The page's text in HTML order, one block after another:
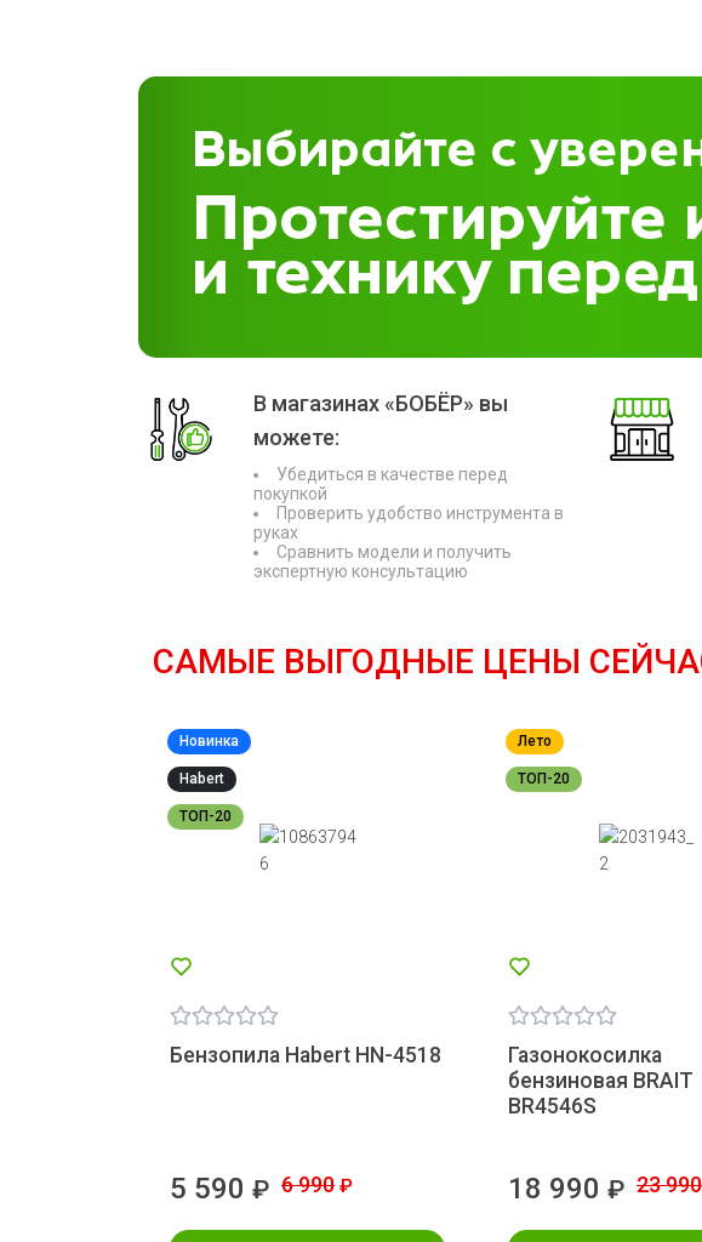
В магазинах «БОБЁР» вы
можете:
Убедиться в качестве перед
покупкой
Проверить удобство инструмента в
руках
Сравнить модели и получить
экспертную консультацию
САМЫЕ ВЫГОДНЫЕ ЦЕНЫ
Новинка
Habert
ТОП-20
Бензопила Habert HN-4518
5 590 ₽ 6 990 ₽
Лето
ТОП-20
Газонокосилка
бензиновая BRAIT
BR4546S
18 990 ₽ 23 990